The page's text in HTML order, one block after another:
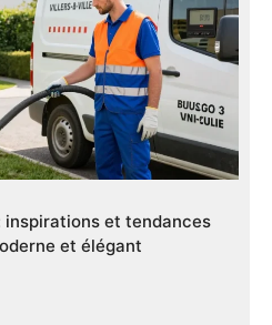
inspirations et tendances
et élégant